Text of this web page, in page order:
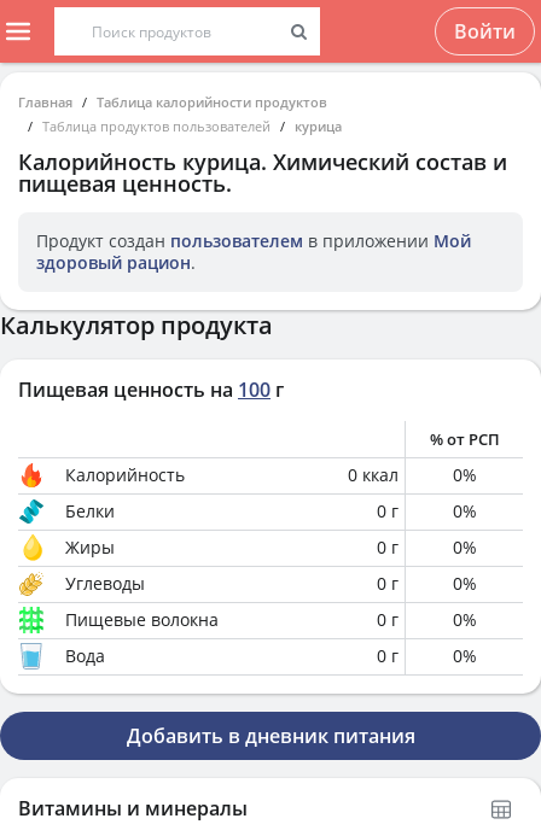
Войти
Главная
Таблица калорийности продуктов
Таблица продуктов пользователей
курица
Калорийность курица. Химический состав и
пищевая ценность.
Продукт создан пользователем в приложении Мой
здоровый рацион.
Калькулятор продукта
Пищевая ценность на 100 г
% от РСП
Калорийность 0 ккал 0%
Белки
0 г 0%
Жиры
0 г 0%
Углеводы
0 г 0%
Пищевые волокна
0 г 0%
Вода
0 г 0%
Добавить в дневник питания
Витамины и минералы